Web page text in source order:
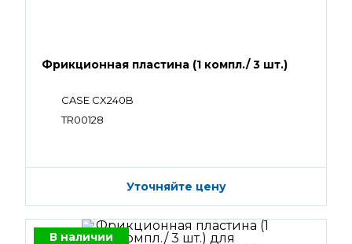
Фрикционная пластина (1 компл./ 3 шт.)
CASE CX240B
TR00128
Уточняйте цену
В наличии